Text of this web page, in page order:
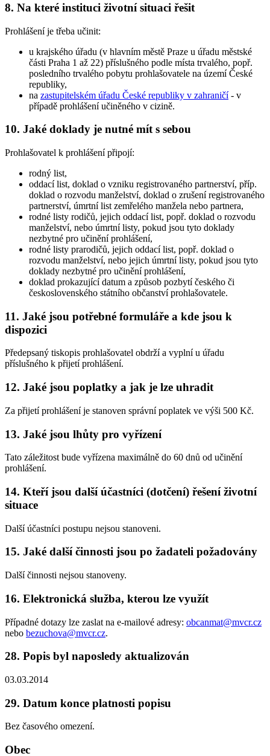
8. Na které instituci životní situaci řešit
Prohlášení je třeba učinit:
u krajského úřadu (v hlavním městě Praze u úřadu městské
části Praha 1 až 22) příslušného podle místa trvalého, popř.
posledního trvalého pobytu prohlašovatele na území České
republiky,
na zastupitelském úřadu České republiky v zahraničí- v
případě prohlášení učiněného v cizině.
10. Jaké doklady je nutné mít s sebou
Prohlašovatel k prohlášení připojí:
rodný list,
oddací list, doklad o vzniku registrovaného partnerství, příp.
doklad o rozvodu manželství, doklad o zrušení registrovaného
partnerství, úmrtní list zemřelého manžela nebo partnera,
rodné listy rodičů, jejich oddací list, popř. doklad o rozvodu
manželství, nebo úmrtní listy, pokud jsou tyto doklady
nezbytné pro učinění prohlášení,
rodné listy prarodičů, jejich oddací list, popř. doklad o
rozvodu manželství, nebo jejich úmrtní listy, pokud jsou tyto
doklady nezbytné pro učinění prohlášení,
doklad prokazující datum a způsob pozbytí českého či
československého státního občanství prohlašovatele.
11. Jaké jsou potřebné formuláře a kde jsou k
dispozici
Předepsaný tiskopis prohlašovatel obdrží a vyplní u úřadu
příslušného k přijetí prohlášení.
12. Jaké jsou poplatky a jak je lze uhradit
Za přijetí prohlášení je stanoven správní poplatek ve výši 500 Kč.
13. Jaké jsou lhůty pro vyřízení
Tato záležitost bude vyřízena maximálně do 60 dnů od učinění
prohlášení.
14. Kteří jsou další účastníci (dotčení) řešení životní
situace
Další účastníci postupu nejsou stanoveni.
15. Jaké další činnosti jsou po žadateli požadovány
Další činnosti nejsou stanoveny.
16. Elektronická služba, kterou lze využít
Případné dotazy lze zaslat na e-mailové adresy: obcanmat@mvcr.cz
nebo bezuchova@mvcr.cz.
28. Popis byl naposledy aktualizován
03.03.2014
29. Datum konce platnosti popisu
Bez časového omezení.
Obec